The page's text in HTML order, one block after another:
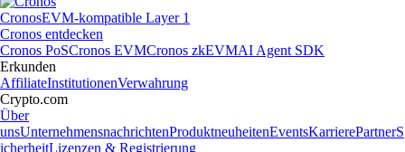
CronosEVM-kompatible Layer 1
Cronos entdecken
Cronos PoSCronos EVMCronos zkEVMAI Agent SDK
Erkunden
AffiliateInstitutionenVerwahrung
Crypto.com
Über
unsUnternehmensnachrichtenProduktneuheitenEventsKarrierePartnerS
icherheitLizenzen & Registrierung